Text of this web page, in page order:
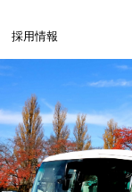
採用情報